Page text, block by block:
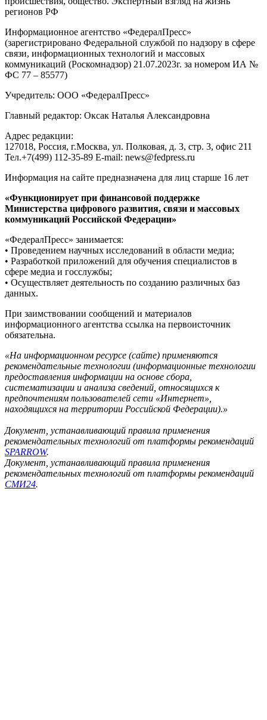
регионов РФ
Информационное агентство «ФедералПресс»
(зарегистрировано Федеральной службой по надзору в сфере
связи, информационных технологий и массовых
коммуникаций (Роскомнадзор) 21.07.2023г. за номером ИА №
ФС 77 – 85577)
Учредитель: ООО «ФедералПресс»
Главный редактор: Оксак Наталья Александровна
Адрес редакции:
127018, Россия, г.Москва, ул. Полковая, д. 3, стр. 3, офис 211
Тел.+7(499) 112-35-89 E-mail: news@fedpress.ru
Информация на сайте предназначена для лиц старше 16 лет
«Функционирует при финансовой поддержке
Министерства цифрового развития, связи и массовых
коммуникаций Российской Федерации»
«ФедералПресс» занимается:
• Проведением научных исследований в области медиа;
• Разработкой приложений для обучения специалистов в
сфере медиа и госслужбы;
• Осуществляет деятельность по созданию различных баз
данных.
При заимствовании сообщений и материалов
информационного агентства ссылка на первоисточник
обязательна.
«На информационном ресурсе (сайте) применяются
рекомендательные технологии (информационные технологии
предоставления информации на основе сбора,
систематизации и анализа сведений, относящихся к
предпочтениям пользователей сети «Интернет»,
находящихся на территории Российской Федерации).»
Документ, устанавливающий правила применения
рекомендательных технологий от платформы рекомендаций
SPARROW.
Документ, устанавливающий правила применения
рекомендательных технологий от платформы рекомендаций
СМИ24.